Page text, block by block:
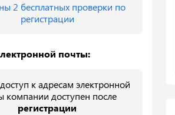
2 бесплатных проверки по
регистрации
почты:
к адресам электронной
компании доступен после
регистрации